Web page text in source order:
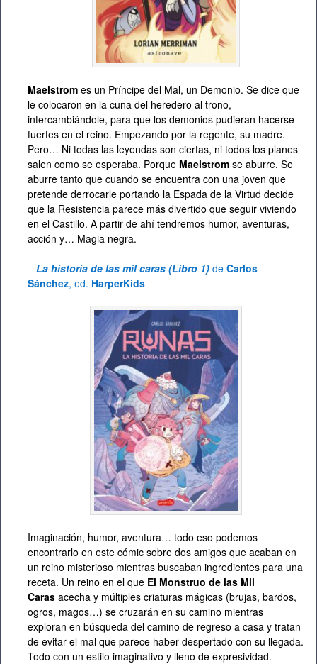
Maelstrom es un Príncipe del Mal, un Demonio. Se dice que
le colocaron en la cuna del heredero al trono,
intercambiándole, para que los demonios pudieran hacerse
fuertes en el reino. Empezando por la regente, su madre.
Pero… Ni todas las leyendas son ciertas, ni todos los planes
salen como se esperaba. Porque Maelstrom se aburre. Se
aburre tanto que cuando se encuentra con una joven que
pretende derrocarle portando la Espada de la Virtud decide
que la Resistencia parece más divertido que seguir viviendo
en el Castillo. A partir de ahí tendremos humor, aventuras,
acción y… Magia negra.
– La historia de las mil caras (Libro 1) de Carlos
Sánchez, ed. HarperKids
Imaginación, humor, aventura… todo eso podemos
encontrarlo en este cómic sobre dos amigos que acaban en
un reino misterioso mientras buscaban ingredientes para una
receta. Un reino en el que El Monstruo de las Mil
Caras acecha y múltiples criaturas mágicas (brujas, bardos,
ogros, magos…) se cruzarán en su camino mientras
exploran en búsqueda del camino de regreso a casa y tratan
de evitar el mal que parece haber despertado con su llegada.
Todo con un estilo imaginativo y lleno de expresividad.